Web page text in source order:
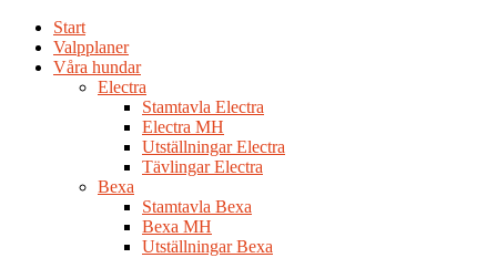
Start
Valpplaner
Våra hundar
Electra
Stamtavla Electra
Electra MH
Utställningar Electra
Tävlingar Electra
Bexa
Stamtavla Bexa
Bexa MH
Utställningar Bexa